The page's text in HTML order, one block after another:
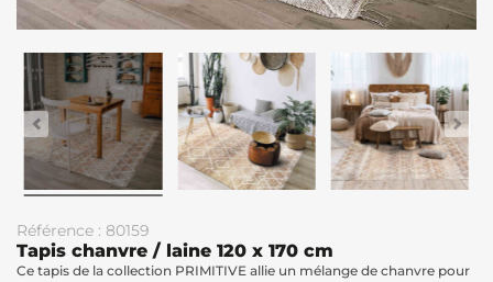
Référence : 80159
Tapis chanvre / laine 120 x 170 cm
Ce tapis de la collection PRIMITIVE allie un mélange de chanvre pour